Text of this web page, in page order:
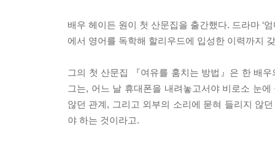
배우 헤이든 원이 첫 산문집을 출간했다. 드라마 ‘
에서 영어를 독학해 할리우드에 입성한 이력까지
그의 첫 산문집 『여유를 훔치는 방법』은 한 배
그는, 어느 날 휴대폰을 내려놓고서야 비로소 눈
않던 관계, 그리고 외부의 소리에 묻혀 들리지 않
야 하는 것이라고.